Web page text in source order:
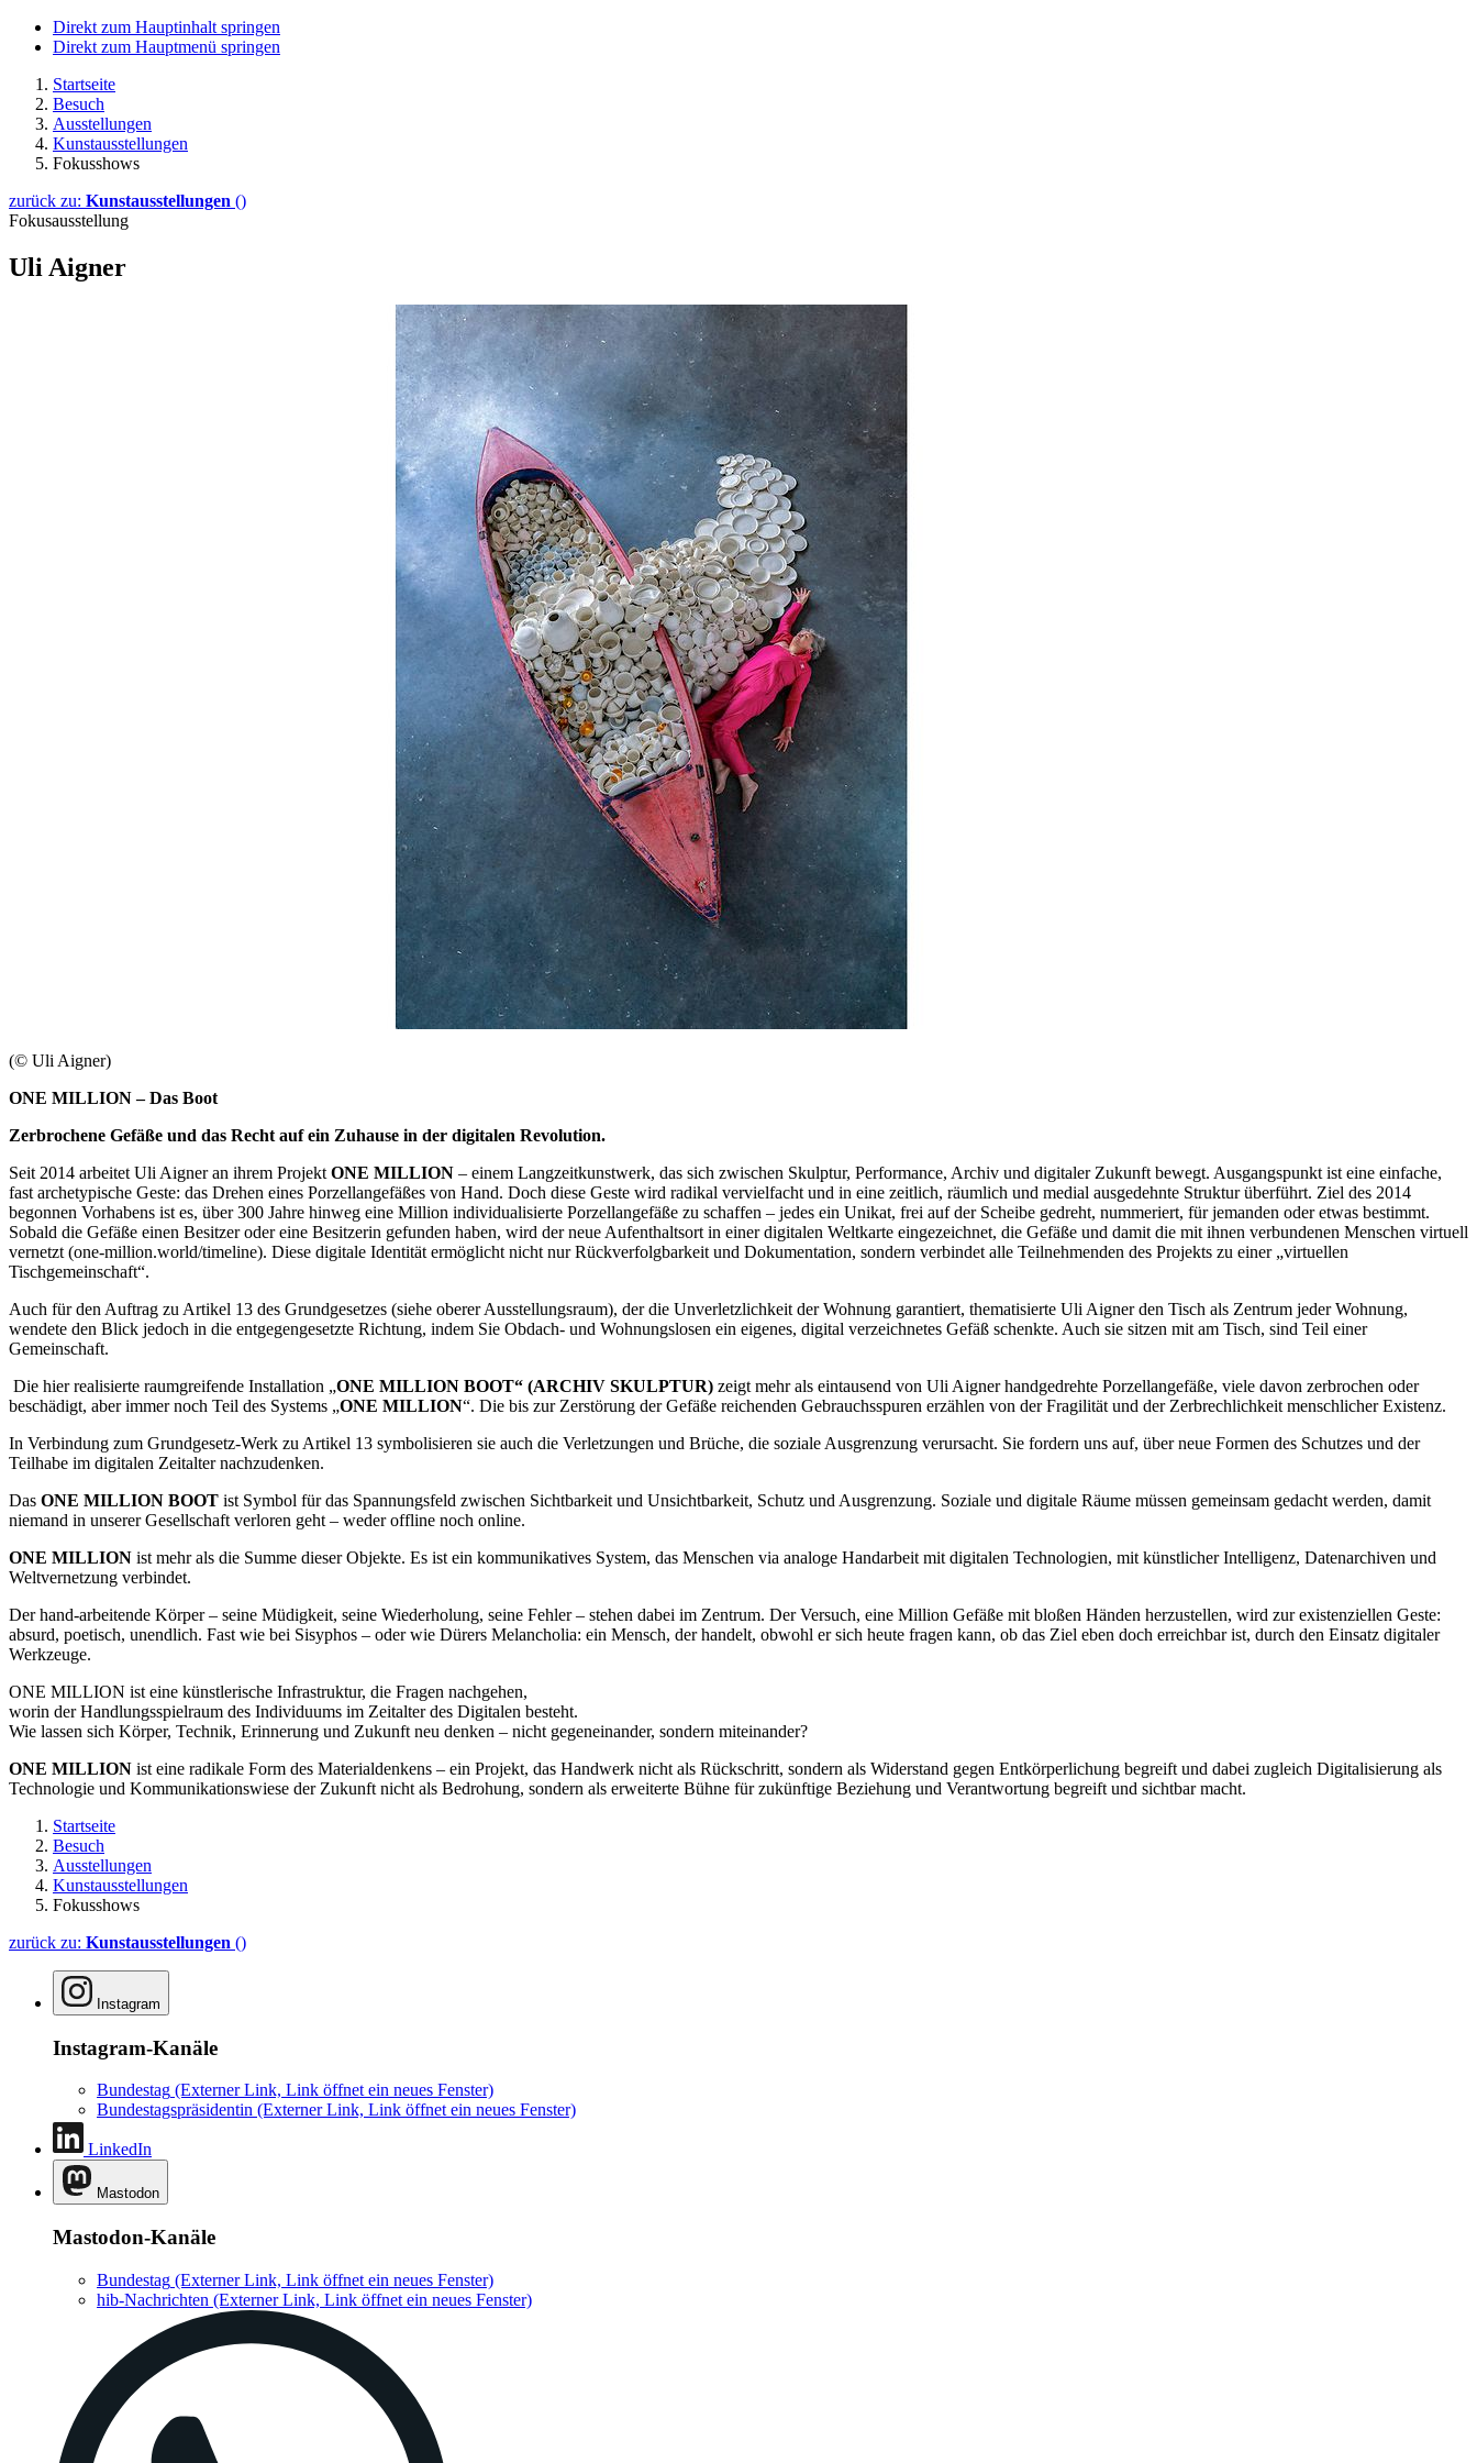
Direkt zum Hauptinhalt springen
Direkt zum Hauptmenü springen
Startseite
Besuch
Ausstellungen
Kunstausstellungen
Fokusshows
zurück zu: Kunstausstellungen ()
Fokusausstellung
Uli Aigner
(© Uli Aigner)
ONE MILLION– Das Boot
Zerbrochene Gefäße und das Recht auf ein Zuhause in der digitalen Revolution.
Seit 2014 arbeitet Uli Aigner an ihrem Projekt ONE MILLION – einem Langzeitkunstwerk, das sich zwischen Skulptur, Performance, Archiv und digitaler Zukunft bewegt. Ausgangspunkt ist eine einfache,
fast archetypische Geste: das Drehen eines Porzellangefäßes von Hand. Doch diese Geste wird radikal vervielfacht und in eine zeitlich, räumlich und medial ausgedehnte Struktur überführt. Ziel des 2014
begonnen Vorhabens ist es, über 300 Jahre hinweg eine Million individualisierte Porzellangefäße zu schaffen – jedes ein Unikat, frei auf der Scheibe gedreht, nummeriert, für jemanden oder etwas bestimmt.
Sobald die Gefäße einen Besitzer oder eine Besitzerin gefunden haben, wird der neue Aufenthaltsort in einer digitalen Weltkarte eingezeichnet, die Gefäße und damit die mit ihnen verbundenen Menschen virtuell
vernetzt (one-million.world/timeline). Diese digitale Identität ermöglicht nicht nur Rückverfolgbarkeit und Dokumentation, sondern verbindet alle Teilnehmenden des Projekts zu einer „virtuellen
Tischgemeinschaft“.
Auch für den Auftrag zu Artikel 13 des Grundgesetzes (siehe oberer Ausstellungsraum), der die Unverletzlichkeit der Wohnung garantiert, thematisierte Uli Aigner den Tisch als Zentrum jeder Wohnung,
wendete den Blick jedoch in die entgegengesetzte Richtung, indem Sie Obdach- und Wohnungslosen ein eigenes, digital verzeichnetes Gefäß schenkte. Auch sie sitzen mit am Tisch, sind Teil einer
Gemeinschaft.
Die hier realisierte raumgreifende Installation „ONE MILLION BOOT“ (ARCHIV SKULPTUR) zeigt mehr als eintausend von Uli Aigner handgedrehte Porzellangefäße, viele davon zerbrochen oder
beschädigt, aber immer noch Teil des Systems „ONE MILLION“. Die bis zur Zerstörung der Gefäße reichenden Gebrauchsspuren erzählen von der Fragilität und der Zerbrechlichkeit menschlicher Existenz.
In Verbindung zum Grundgesetz-Werk zu Artikel 13 symbolisieren sie auch die Verletzungen und Brüche, die soziale Ausgrenzung verursacht. Sie fordern uns auf, über neue Formen des Schutzes und der
Teilhabe im digitalen Zeitalter nachzudenken.
Das ONE MILLION BOOT ist Symbol für das Spannungsfeld zwischen Sichtbarkeit und Unsichtbarkeit, Schutz und Ausgrenzung. Soziale und digitale Räume müssen gemeinsam gedacht werden, damit
niemand in unserer Gesellschaft verloren geht – weder offline noch online.
ONE MILLION ist mehr als die Summe dieser Objekte. Es ist ein kommunikatives System, das Menschen via analoge Handarbeit mit digitalen Technologien, mit künstlicher Intelligenz, Datenarchiven und
Weltvernetzung verbindet.
Der hand-arbeitende Körper – seine Müdigkeit, seine Wiederholung, seine Fehler – stehen dabei im Zentrum. Der Versuch, eine Million Gefäße mit bloßen Händen herzustellen, wird zur existenziellen Geste:
absurd, poetisch, unendlich. Fast wie bei Sisyphos – oder wie Dürers Melancholia: ein Mensch, der handelt, obwohl er sich heute fragen kann, ob das Ziel eben doch erreichbar ist, durch den Einsatz digitaler
Werkzeuge.
ONE MILLION ist eine künstlerische Infrastruktur, die Fragen nachgehen,
worin der Handlungsspielraum des Individuums im Zeitalter des Digitalen besteht.
Wie lassen sich Körper, Technik, Erinnerung und Zukunft neu denken – nicht gegeneinander, sondern miteinander?
ONE MILLION ist eine radikale Form des Materialdenkens – ein Projekt, das Handwerk nicht als Rückschritt, sondern als Widerstand gegen Entkörperlichung begreift und dabei zugleich Digitalisierung als
Technologie und Kommunikationswiese der Zukunft nicht als Bedrohung, sondern als erweiterte Bühne für zukünftige Beziehung und Verantwortung begreift und sichtbar macht.
Startseite
Besuch
Ausstellungen
Kunstausstellungen
Fokusshows
zurück zu: Kunstausstellungen ()
Instagram
Instagram-Kanäle
Bundestag (Externer Link, Link öffnet ein neues Fenster)
Bundestagspräsidentin (Externer Link, Link öffnet ein neues Fenster)
LinkedIn
Mastodon
Mastodon-Kanäle
Bundestag (Externer Link, Link öffnet ein neues Fenster)
hib-Nachrichten (Externer Link, Link öffnet ein neues Fenster)